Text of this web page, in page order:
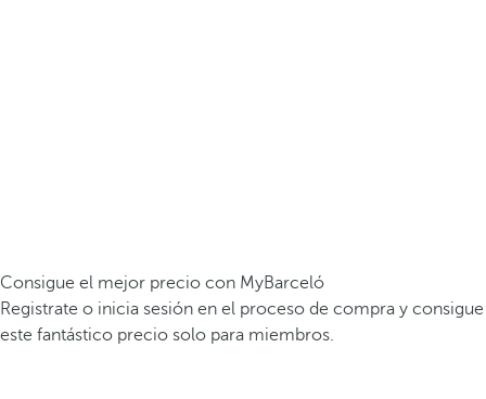
Consigue el mejor precio con MyBarceló
Registrate o inicia sesión en el proceso de compra y consigue
este fantástico precio solo para miembros.